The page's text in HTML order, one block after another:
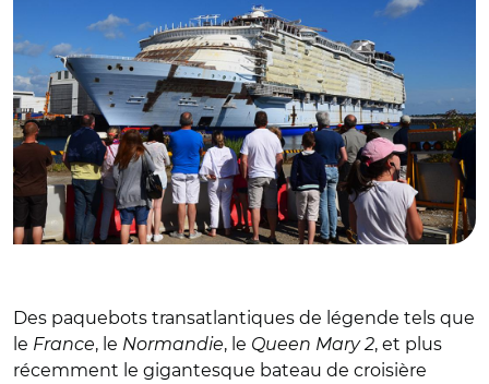
Des paquebots transatlantiques de légende tels que
le France, le Normandie, le Queen Mary 2, et plus
récemment le gigantesque bateau de croisière